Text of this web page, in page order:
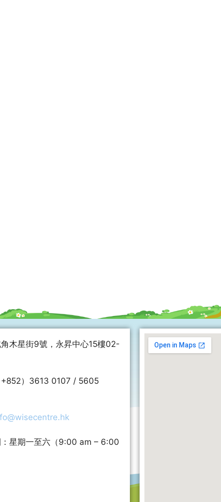
木星街9號，永昇中心15樓02-
+852）3613 0107 / 5605
星期一至六（9:00 am – 6:00